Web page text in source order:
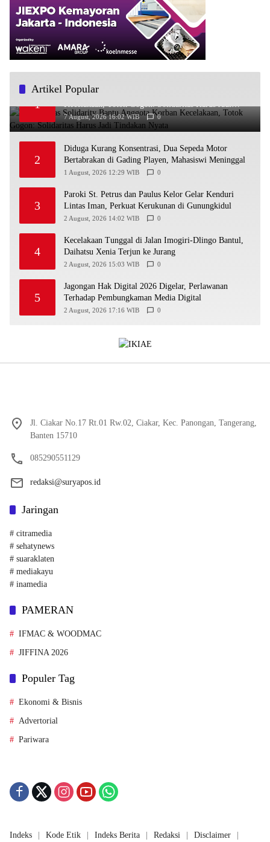
Artikel Popular
1
Ra’Nggagas Solidarity Bantu Anggota Korban
Kecelakaan, Totok Gogon: Solidaritas Harus Jadi
Tindakan Nyata
7 August, 2026 16:02 WIB 0
2
Diduga Kurang Konsentrasi, Dua Sepeda Motor
Bertabrakan di Gading Playen, Mahasiswi Meninggal
1 August, 2026 12:29 WIB 0
3
Paroki St. Petrus dan Paulus Kelor Gelar Kenduri
Lintas Iman, Perkuat Kerukunan di Gunungkidul
2 August, 2026 14:02 WIB 0
4
Kecelakaan Tunggal di Jalan Imogiri-Dlingo Bantul,
Daihatsu Xenia Terjun ke Jurang
2 August, 2026 15:03 WIB 0
5
Jagongan Hak Digital 2026 Digelar, Perlawanan
Terhadap Pembungkaman Media Digital
2 August, 2026 17:16 WIB 0
Jl. Ciakar No.17 Rt.01 Rw.02, Ciakar, Kec. Panongan, Tangerang,
Banten 15710
085290551129
redaksi@suryapos.id
Jaringan
# citramedia
# sehatynews
# suaraklaten
# mediakayu
# inamedia
PAMERAN
IFMAC & WOODMAC
JIFFINA 2026
Populer Tag
Ekonomi & Bisnis
Advertorial
Pariwara
Indeks Kode Etik Indeks Berita Redaksi Disclaimer